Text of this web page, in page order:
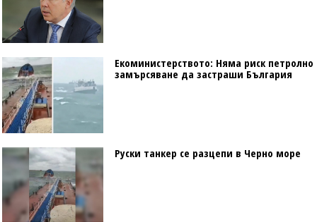
Екоминистерството: Няма риск петролно
замърсяване да застраши България
Руски танкер се разцепи в Черно море